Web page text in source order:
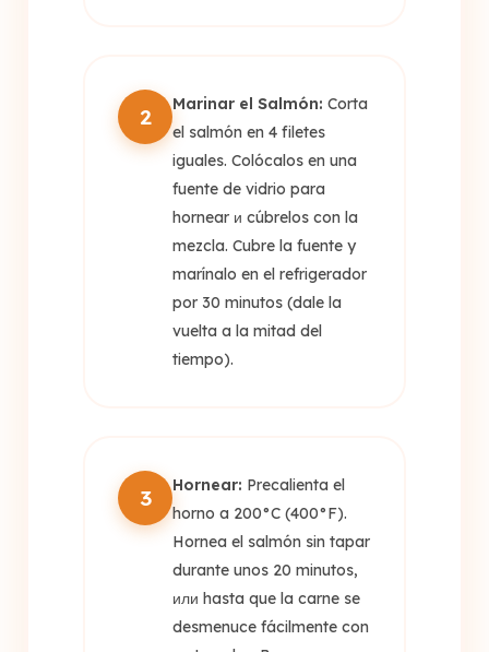
2 Marinar el Salmón: Corta
el salmón en 4 filetes
iguales. Colócalos en una
fuente de vidrio para
hornear и cúbrelos con la
mezcla. Cubre la fuente y
marínalo en el refrigerador
por 30 minutos (dale la
vuelta a la mitad del
tiempo).
3 Hornear: Precalienta el
horno a 200°C (400°F).
Hornea el salmón sin tapar
durante unos 20 minutos,
или hasta que la carne se
desmenuce fácilmente con